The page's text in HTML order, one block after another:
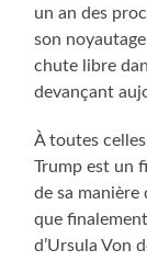
un an des
son
chute libre
devançant
À toutes
Trump est un
de sa manière
que
d’Ursula Von